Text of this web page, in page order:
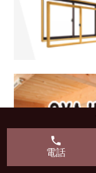
phone
電話